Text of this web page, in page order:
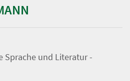
Sprache und Literatur -